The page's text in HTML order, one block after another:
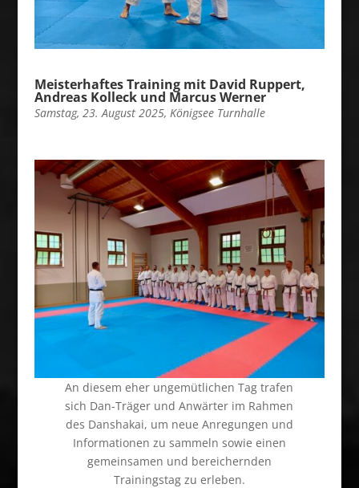
Meisterhaftes Training mit David Ruppert,
Andreas Kolleck und Marcus Werner
Samstag, 23. August 2025, Königsee Turnhalle
An diesem eher ungemütlichen Tag trafen
sich Dan-Träger und Anwärter im Rahmen
des Danshakai, um neue Anregungen und
Informationen zu sammeln sowie einen
gemeinsamen und bereichernden
Trainingstag zu erleben.